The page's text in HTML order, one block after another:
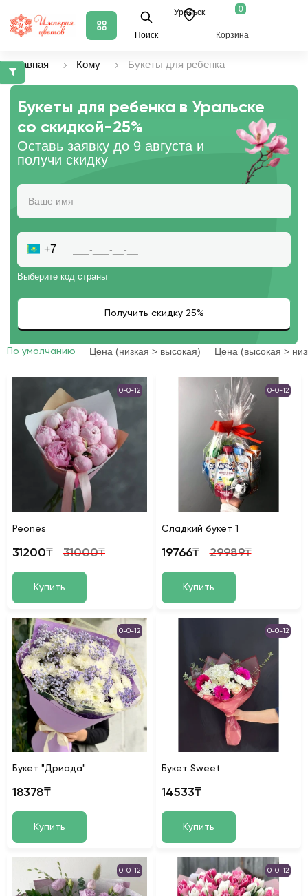
Поиск
Уральск 0
Корзина
Главная Кому Букеты для ребенка
Букеты для ребенка в Уральске
со скидкой-25%
Оставь заявку до 9 августа и
получи скидку
+7
Выберите код страны
По умолчанию Цена (низкая > высокая) Цена (высокая >
0-0-12
Peones
31200₸ 31000₸
Купить
0-0-12
Сладкий букет 1
19766₸ 29989₸
Купить
0-0-12
Букет "Дриада"
18378₸
Купить
0-0-12
Букет Sweet
14533₸
Купить
0-0-12 0-0-12